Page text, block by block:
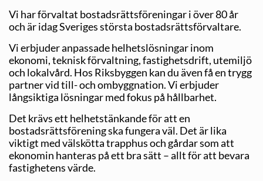
Vi har förvaltat bostadsrättsföreningar i över 80 år
och är idag Sveriges största bostadsrättsförvaltare.
Vi erbjuder anpassade helhetslösningar inom
ekonomi, teknisk förvaltning, fastighetsdrift, utemiljö
och lokalvård. Hos Riksbyggen kan du även få en trygg
partner vid till- och ombyggnation. Vi erbjuder
långsiktiga lösningar med fokus på hållbarhet.
Det krävs ett helhetstänkande för att en
bostadsrättsförening ska fungera väl. Det är lika
viktigt med välskötta trapphus och gårdar som att
ekonomin hanteras på ett bra sätt – allt för att bevara
fastighetens värde.